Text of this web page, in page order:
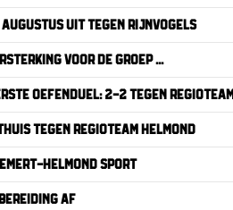
UIT TEGEN RIJNVOGELS
VOOR DE GROEP ...
OEFENDUEL: 2-2 TEGEN REGIOTEAM
TEGEN REGIOTEAM HELMOND
HELMOND SPORT
AF